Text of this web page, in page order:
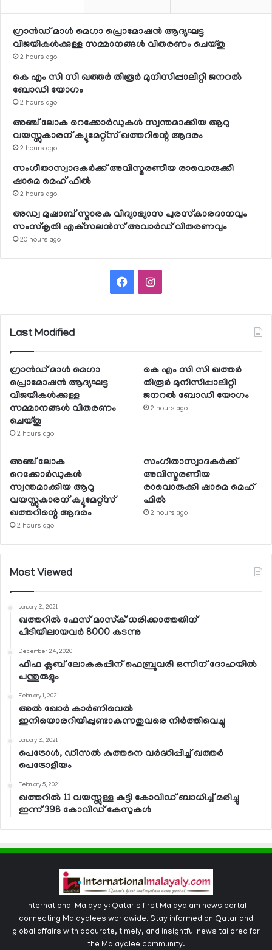
ഗ്രാന്‍ഡ് മാള്‍ മെഗാ പ്രൊമോഷന്‍ ആദ്യഘട്ട
വിജയികള്‍ക്കുള്ള സമ്മാനങ്ങള്‍ വിതരണം ചെയ്തു
2 hours ago
കെ എം സി സി ഖത്തര്‍ തിരൂര്‍ മുനിസിപ്പാലിറ്റി ജനറല്‍
ബോഡി യോഗം
2 hours ago
അഞ്ച് ലോക റെക്കോര്‍ഡുകള്‍ സ്വന്തമാക്കിയ ആറു
വയസ്സുകാരന് ക്യുമേറ്റ്‌സ് ഖത്തറിന്റെ ആദരം
2 hours ago
സംഗീതാസ്വാദകര്‍ക്ക് അവിസ്മരണീയ രാവൊരുക്കി
ഷാമെ മെഹ് ഫില്‍
2 hours ago
അഡ്വ മുഷാബ് സ്മാരക വിദ്യാഭ്യാസ പുരസ്‌കാരദാനവും
സംസ്‌കൃതി എക്‌സലന്‍സ് അവാര്‍ഡ് വിതരണവും
20 hours ago
FacebookInstagram
Last Modified
ഗ്രാന്‍ഡ് മാള്‍ മെഗാ
പ്രൊമോഷന്‍ ആദ്യഘട്ട
വിജയികള്‍ക്കുള്ള
സമ്മാനങ്ങള്‍ വിതരണം
ചെയ്തു
2 hours ago
കെ എം സി സി ഖത്തര്‍
തിരൂര്‍ മുനിസിപ്പാലിറ്റി
ജനറല്‍ ബോഡി യോഗം
2 hours ago
അഞ്ച് ലോക
റെക്കോര്‍ഡുകള്‍
സ്വന്തമാക്കിയ ആറു
വയസ്സുകാരന് ക്യുമേറ്റ്‌സ്
ഖത്തറിന്റെ ആദരം
2 hours ago
സംഗീതാസ്വാദകര്‍ക്ക്
അവിസ്മരണീയ
രാവൊരുക്കി ഷാമെ മെഹ്
ഫില്‍
2 hours ago
Most Viewed
January 31, 2021
ഖത്തറില്‍ ഫേസ് മാസ്‌ക് ധരിക്കാത്തതിന്
പിടിയിലായവര്‍ 8000 കടന്നു
December 24, 2020
ഫിഫ ക്ലബ് ലോകകപ്പിന് ഫെബ്രുവരി ഒന്നിന് ദോഹയില്‍
പന്തുരുളും
February 1, 2021
അല്‍ ഖോര്‍ കാര്‍ണിവെല്‍
ഇനിയൊരറിയിപ്പുണ്ടാകുന്നതുവരെ നിര്‍ത്തിവെച്ചു
January 31, 2021
പെട്രോള്‍, ഡീസല്‍ കുത്തനെ വര്‍ദ്ധിപ്പിച്ച് ഖത്തര്‍
പെട്രോളിയം
February 5, 2021
ഖത്തറില്‍ 11 വയസ്സുള്ള കുട്ടി കോവിഡ് ബാധിച്ച് മരിച്ചു
ഇന്ന് 398 കോവിഡ് കേസുകള്‍
International Malayaly: Qatar's first Malayalam news portal
connecting Malayalees worldwide. Stay informed on Qatar and
global affairs with accurate, timely, and insightful news tailored for
the Malayalee community.